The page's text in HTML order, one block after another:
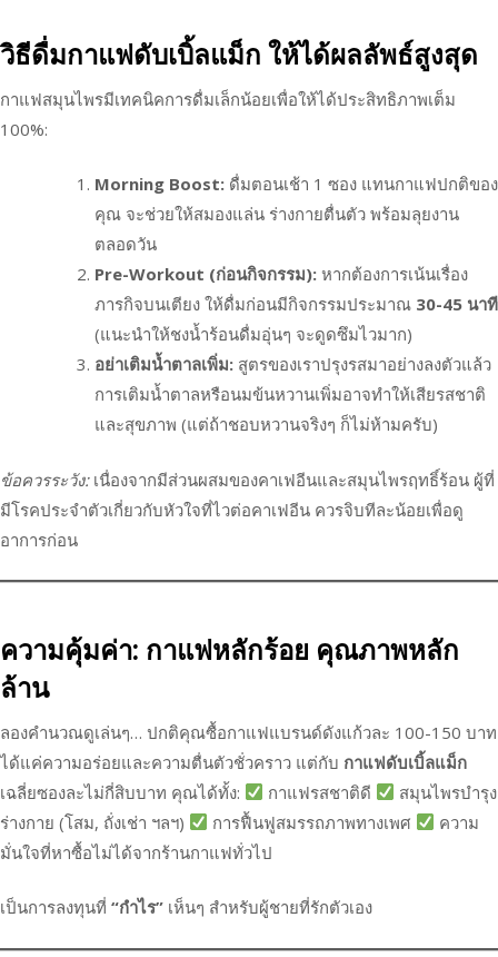
วิธีดื่มกาแฟดับเบิ้ลแม็ก ให้ได้ผลลัพธ์สูงสุด
กาแฟสมุนไพรมีเทคนิคการดื่มเล็กน้อยเพื่อให้ได้ประสิทธิภาพเต็ม
100%:
Morning Boost: ดื่มตอนเช้า 1 ซอง แทนกาแฟปกติของ
คุณ จะช่วยให้สมองแล่น ร่างกายตื่นตัว พร้อมลุยงาน
ตลอดวัน
Pre-Workout (ก่อนกิจกรรม): หากต้องการเน้นเรื่อง
ภารกิจบนเตียง ให้ดื่มก่อนมีกิจกรรมประมาณ 30-45 นาที
(แนะนำให้ชงน้ำร้อนดื่มอุ่นๆ จะดูดซึมไวมาก)
อย่าเติมน้ำตาลเพิ่ม: สูตรของเราปรุงรสมาอย่างลงตัวแล้ว
การเติมน้ำตาลหรือนมข้นหวานเพิ่มอาจทำให้เสียรสชาติ
และสุขภาพ (แต่ถ้าชอบหวานจริงๆ ก็ไม่ห้ามครับ)
ข้อควรระวัง:เนื่องจากมีส่วนผสมของคาเฟอีนและสมุนไพรฤทธิ์ร้อน ผู้ที่
มีโรคประจำตัวเกี่ยวกับหัวใจที่ไวต่อคาเฟอีน ควรจิบทีละน้อยเพื่อดู
อาการก่อน
ความคุ้มค่า: กาแฟหลักร้อย คุณภาพหลัก
ล้าน
ลองคำนวณดูเล่นๆ… ปกติคุณซื้อกาแฟแบรนด์ดังแก้วละ 100-150 บาท
ได้แค่ความอร่อยและความตื่นตัวชั่วคราว แต่กับ กาแฟดับเบิ้ลแม็ก
เฉลี่ยซองละไม่กี่สิบบาท คุณได้ทั้ง:
กาแฟรสชาติดี
สมุนไพรบำรุง
ร่างกาย (โสม, ถั่งเช่า ฯลฯ)
การฟื้นฟูสมรรถภาพทางเพศ
ความ
มั่นใจที่หาซื้อไม่ได้จากร้านกาแฟทั่วไป
เป็นการลงทุนที่ “กำไร” เห็นๆ สำหรับผู้ชายที่รักตัวเอง